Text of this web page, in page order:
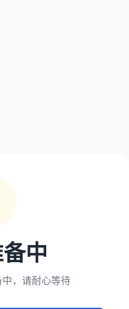
中
，请耐心等待